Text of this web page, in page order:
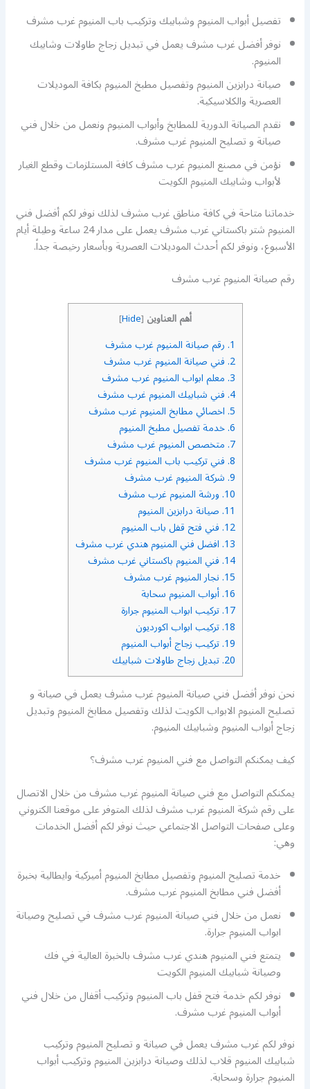
تفصيل أبواب المنيوم وشبابيك وتركيب باب المنيوم غرب مشرف
نوفر أفضل غرب مشرف يعمل في تبديل زجاج طاولات وشابيك
المنيوم.
صيانة درابزين المنيوم وتفصيل مطبخ المنيوم بكافة الموديلات
العصرية والكلاسيكية.
نقدم الصيانة الدورية للمطابخ وأبواب المنيوم ونعمل من خلال فني
صيانة و تصليح المنيوم غرب مشرف.
نؤمن في مصنع المنيوم غرب مشرف كافة المستلزمات وقطع الغيار
لأبواب وشابيك المنيوم الكويت
خدماتنا متاحة في كافة مناطق غرب مشرف لذلك نوفر لكم أفضل فني
المنيوم شتر باكستاني غرب مشرف يعمل على مدار 24 ساعة وطيلة أيام
الأسبوع، ونوفر لكم أحدث الموديلات العصرية وبأسعار رخيصة جداً.
رقم صيانة المنيوم غرب مشرف
أهم العناوين [
Hide
]
1. رقم صيانة المنيوم غرب مشرف
2. فني صيانة المنيوم غرب مشرف
3. معلم ابواب المنيوم غرب مشرف
4. فني شبابيك المنيوم غرب مشرف
5. اخصائي مطابخ المنيوم غرب مشرف
6. خدمة تفصيل مطبخ المنيوم
7. متخصص المنيوم غرب مشرف
8. فني تركيب باب المنيوم غرب مشرف
9. شركة المنيوم غرب مشرف
10. ورشة المنيوم غرب مشرف
11. صيانة درابزين المنيوم
12. فني فتح قفل باب المنيوم
13. افضل فني المنيوم هندي غرب مشرف
14. فني المنيوم باكستاني غرب مشرف
15. نجار المنيوم غرب مشرف
16. أبواب المنيوم سحابة
17. تركيب ابواب المنيوم جرارة
18. تركيب ابواب اكورديون
19. تركيب زجاج أبواب المنيوم
20. تبديل زجاج طاولات شبابيك
نحن نوفر أفضل فني صيانة المنيوم غرب مشرف يعمل في صيانة و
تصليح المنيوم الابواب الكويت لذلك وتفصيل مطابخ المنيوم وتبديل
زجاج أبواب المنيوم وشبابيك المنيوم.
كيف يمكنكم التواصل مع فني المنيوم غرب مشرف؟
يمكنكم التواصل مع فني صيانة المنيوم غرب مشرف من خلال الاتصال
على رقم شركة المنيوم غرب مشرف لذلك المتوفر على موقعنا الكتروني
وعلى صفحات التواصل الاجتماعي حيث نوفر لكم أفضل الخدمات
وهي:
خدمة تصليح المنيوم وتفصيل مطابخ المنيوم أميركية وايطالية بخبرة
أفضل فني مطابخ المنيوم غرب مشرف.
نعمل من خلال فني صيانة المنيوم غرب مشرف في تصليح وصيانة
ابواب المنيوم جرارة.
يتمتع فني المنيوم هندي غرب مشرف بالخبرة العالية في فك
وصيانة شبابيك المنيوم الكويت
نوفر لكم خدمة فتح قفل باب المنيوم وتركيب أقفال من خلال فني
أبواب المنيوم غرب مشرف.
نوفر لكم غرب مشرف يعمل في صيانة و تصليح المنيوم وتركيب
شبابيك المنيوم قلاب لذلك وصيانة درابزين المنيوم وتركيب أبواب
المنيوم جرارة وسحابة.